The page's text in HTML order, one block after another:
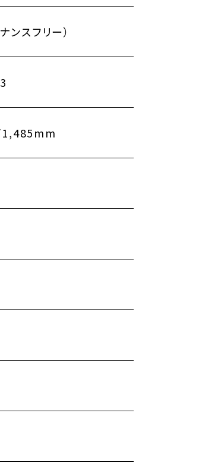
ンスフリー）